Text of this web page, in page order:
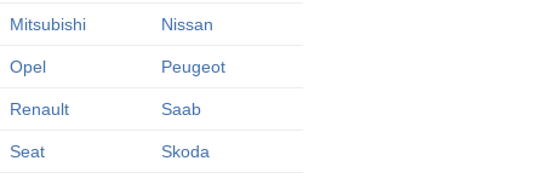
Mitsubishi Nissan
Opel Peugeot
Renault Saab
Seat Skoda